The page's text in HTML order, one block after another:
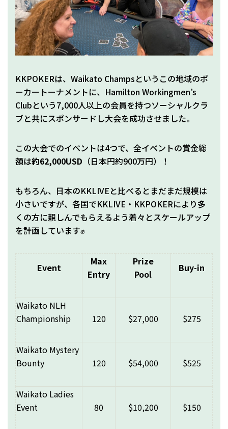
KKPOKERは、Waikato Champsというこの地域のポ
ーカートーナメントに、Hamilton Workingmen’s
Clubという7,000人以上の会員を持つソーシャルクラ
ブと共にスポンサードし大会を成功させました。
この大会でのイベントは4つで、全イベントの賞金総
額は約62,000USD （日本円約900万円）！
もちろん、日本のKKLIVEと比べるとまだまだ規模は
小さいですが、各国でKKLIVE・KKPOKERにより多
くの方に親しんでもらえるよう着々とスケールアップ
を計画しています✊
Event
Max
Entry
Prize
Pool
Buy-in
Waikato NLH
Championship
120 $27,000 $275
Waikato Mystery
Bounty
120 $54,000 $525
Waikato Ladies
Event
80 $10,200 $150